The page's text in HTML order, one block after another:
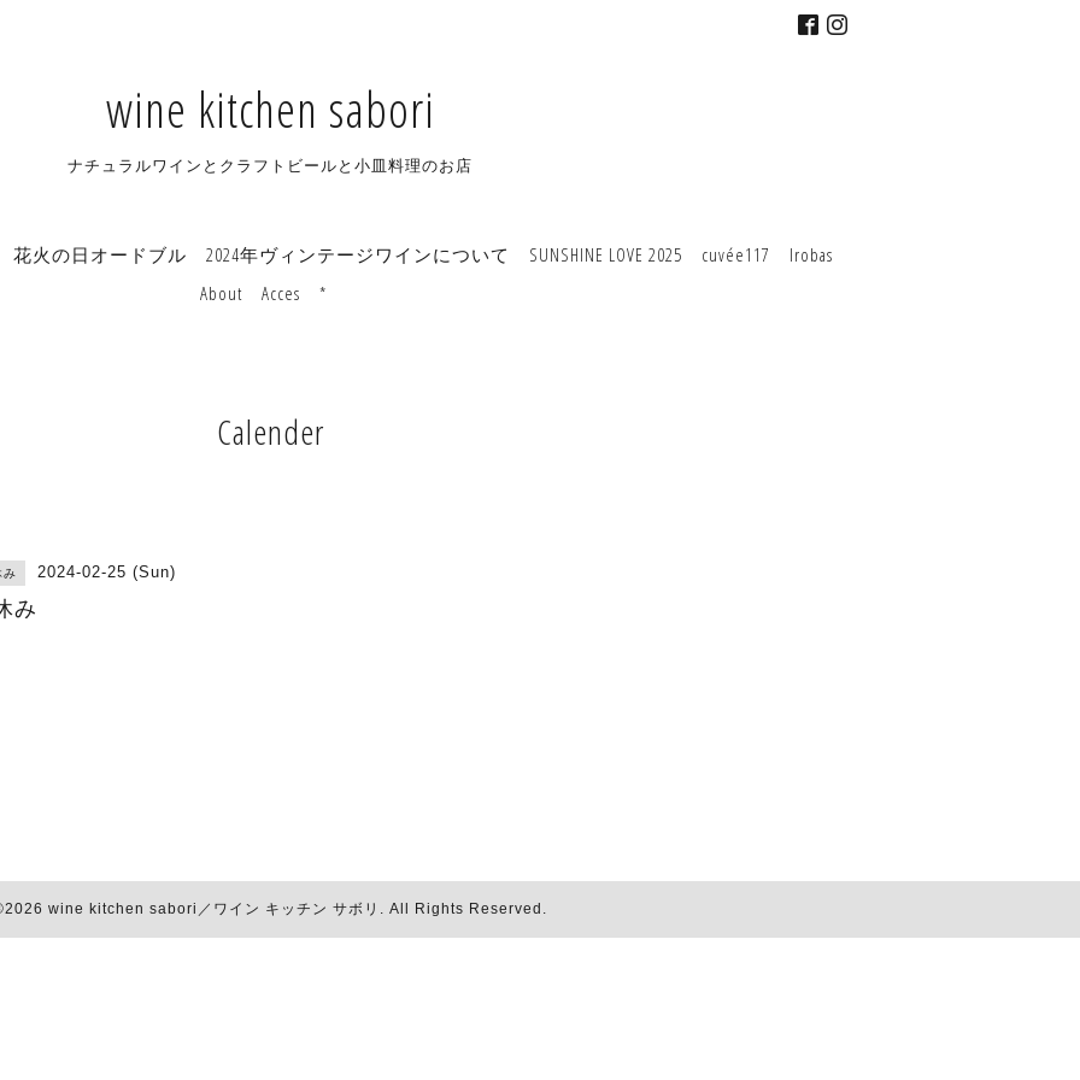
wine kitchen sabori
ナチュラルワインとクラフトビールと小皿料理のお店
花火の日オードブル 2024年ヴィンテージワインについて SUNSHINE LOVE 2025 cuvée117
Irobas
About
Acces *
Calender
み 2024-02-25 (Sun)
み
wine kitchen sabori／ワイン キッチン サボリ . All Rights Reserved.